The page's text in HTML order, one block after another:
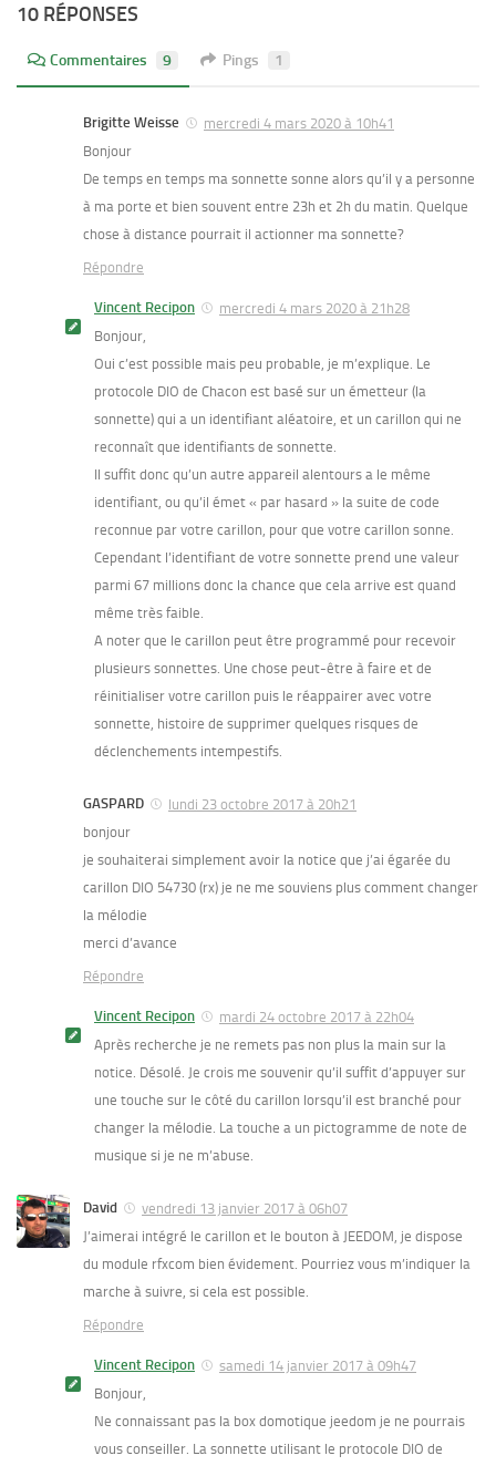
10 RÉPONSES
Commentaires 9 Pings 1
Brigitte Weisse
mercredi 4 mars 2020 à 10h41
Bonjour
De temps en temps ma sonnette sonne alors qu’il y a personne
à ma porte et bien souvent entre 23h et 2h du matin. Quelque
chose à distance pourrait il actionner ma sonnette?
Répondre
Vincent Recipon
mercredi 4 mars 2020 à 21h28
Bonjour,
Oui c’est possible mais peu probable, je m’explique. Le
protocole DIO de Chacon est basé sur un émetteur (la
sonnette) qui a un identifiant aléatoire, et un carillon qui ne
reconnaît que identifiants de sonnette.
Il suffit donc qu’un autre appareil alentours a le même
identifiant, ou qu’il émet « par hasard » la suite de code
reconnue par votre carillon, pour que votre carillon sonne.
Cependant l’identifiant de votre sonnette prend une valeur
parmi 67 millions donc la chance que cela arrive est quand
même très faible.
A noter que le carillon peut être programmé pour recevoir
plusieurs sonnettes. Une chose peut-être à faire et de
réinitialiser votre carillon puis le réappairer avec votre
sonnette, histoire de supprimer quelques risques de
déclenchements intempestifs.
GASPARD
lundi 23 octobre 2017 à 20h21
bonjour
je souhaiterai simplement avoir la notice que j’ai égarée du
carillon DIO 54730 (rx) je ne me souviens plus comment changer
la mélodie
merci d’avance
Répondre
Vincent Recipon
mardi 24 octobre 2017 à 22h04
Après recherche je ne remets pas non plus la main sur la
notice. Désolé. Je crois me souvenir qu’il suffit d’appuyer sur
une touche sur le côté du carillon lorsqu’il est branché pour
changer la mélodie. La touche a un pictogramme de note de
musique si je ne m’abuse.
David
vendredi 13 janvier 2017 à 06h07
J’aimerai intégré le carillon et le bouton à JEEDOM, je dispose
du module rfxcom bien évidement. Pourriez vous m’indiquer la
marche à suivre, si cela est possible.
Répondre
Vincent Recipon
samedi 14 janvier 2017 à 09h47
Bonjour,
Ne connaissant pas la box domotique jeedom je ne pourrais
vous conseiller. La sonnette utilisant le protocole DIO de